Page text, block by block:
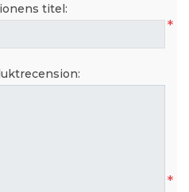
titel:
*
*